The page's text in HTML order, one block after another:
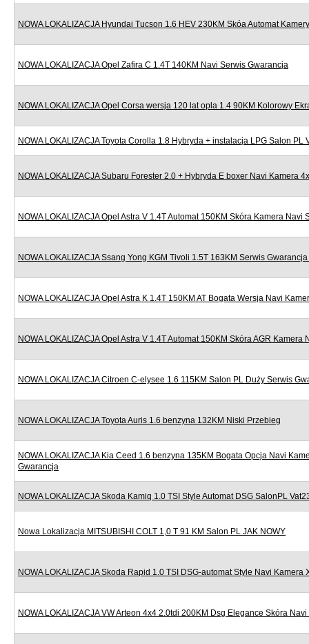
NOWA LOKALIZACJA Hyundai Tucson 1.6 HEV 230KM Skóa Automat
NOWA LOKALIZACJA Opel Zafira C 1.4T 140KM Navi Serwis Gwarancja
NOWA LOKALIZACJA Opel Corsa wersja 120 lat opla 1.4 90KM Kolorowy
NOWA LOKALIZACJA Toyota Corolla 1.8 Hybryda + instalacja LPG Salon PL
NOWA LOKALIZACJA Subaru Forester 2.0 + Hybryda E boxer Navi Kamera
NOWA LOKALIZACJA Opel Astra V 1.4T Automat 150KM Skóra Kamera Navi
NOWA LOKALIZACJA Ssang Yong KGM Tivoli 1.5T 163KM Serwis
NOWA LOKALIZACJA Opel Astra K 1.4T 150KM AT Bogata Wersja Navi
NOWA LOKALIZACJA Opel Astra V 1.4T Automat 150KM Skóra AGR Kamera
NOWA LOKALIZACJA Citroen C-elysee 1.6 115KM Salon PL Duży Serwis
NOWA LOKALIZACJA Toyota Auris 1.6 benzyna 132KM Niski Przebieg
NOWA LOKALIZACJA Kia Ceed 1.6 benzyna 135KM Bogata Opcja Navi
Gwarancja
NOWA LOKALIZACJA Skoda Kamiq 1.0 TSI Style Automat DSG SalonPL
Nowa Lokalizacja MITSUBISHI COLT 1,0 T 91 KM Salon PL JAK NOWY
NOWA LOKALIZACJA Skoda Rapid 1.0 TSI DSG-automat Style Navi Kamera
NOWA LOKALIZACJA VW Arteon 4x4 2.0tdi 200KM Dsg Elegance Skóra